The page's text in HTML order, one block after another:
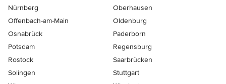
Nürnberg
Oberhausen
Offenbach-am-Main
Oldenburg
Osnabrück
Paderborn
Potsdam
Regensburg
Rostock
Saarbrücken
Solingen
Stuttgart